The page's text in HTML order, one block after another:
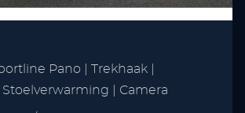
Pano | Trekhaak |
| Camera